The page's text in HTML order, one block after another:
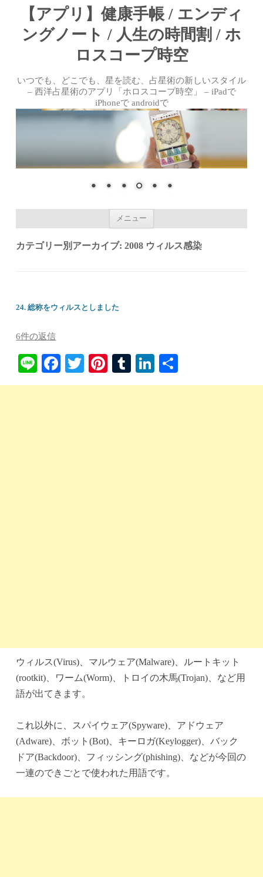
【アプリ】健康手帳 / エンディ
ングノート / 人生の時間割 / ホ
ロスコープ時空
いつでも、どこでも、星を読む、占星術の新しいスタイル
– 西洋占星術のアプリ「ホロスコープ時空」 – iPadで
iPhoneで androidで
メニュー
カテゴリー別アーカイブ:2008 ウィルス感染
24. 総称をウィルスとしました
6件の返信
Li
ne
Fa
ce
T
wi
Pi
nt
T
u
Li
nk 有
ウィルス(Virus)、マルウェア(Malware)、ルートキット
(rootkit)、ワーム(Worm)、トロイの木馬(Trojan)、など用
語が出てきます。
これ以外に、スパイウェア(Spyware)、アドウェア
(Adware)、ボット(Bot)、キーロガ(Keylogger)、バック
ドア(Backdoor)、フィッシング(phishing)、などが今回の
一連のできごとで使われた用語です。